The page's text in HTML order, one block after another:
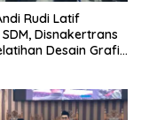
Rudi Latif
Disnakertrans
Desain Grafis